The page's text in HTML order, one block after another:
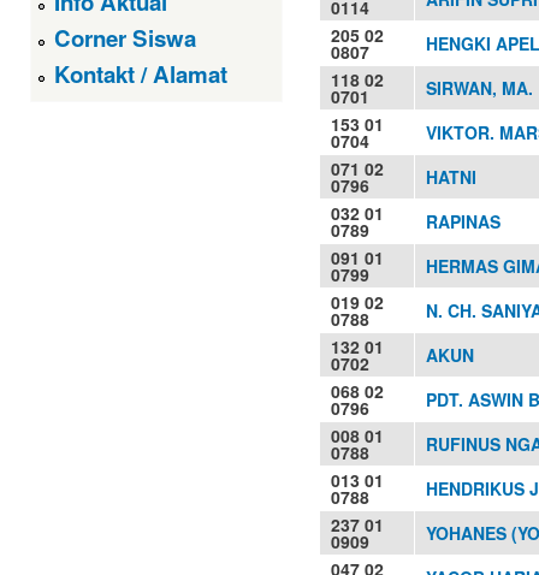
Corner Siswa
Kontakt / Alamat
0114
205 02
0807
HENGKI
118 02
0701
SIRWAN, MA.
153 01
0704
VIKTOR.
071 02
0796
HATNI
032 01
0789
RAPINAS
091 01
0799
HERMAS
019 02
0788
N. CH.
132 01
0702
AKUN
068 02
0796
PDT. ASWIN
008 01
0788
RUFINUS
013 01
0788
HENDRIKUS
237 01
0909
YOHANES
047 02